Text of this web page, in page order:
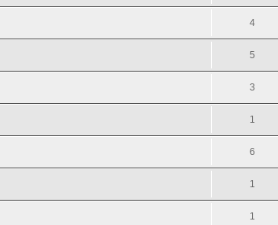
4
5
3
1
6
1
1